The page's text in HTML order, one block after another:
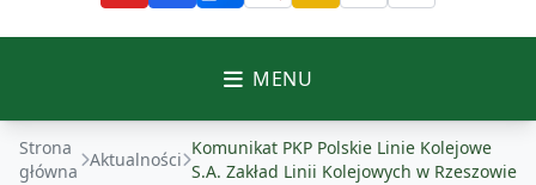
MENU
Strona
główna
Aktualności
Komunikat PKP Polskie Linie Kolejowe
S.A. Zakład Linii Kolejowych w Rzeszowie